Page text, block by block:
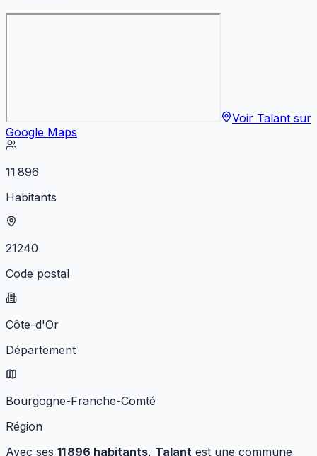
Voir Talant sur
Google Maps
11 896
Habitants
21240
Code postal
Côte-d'Or
Département
Bourgogne-Franche-Comté
Région
Avec ses 11 896 habitants, Talant est une commune